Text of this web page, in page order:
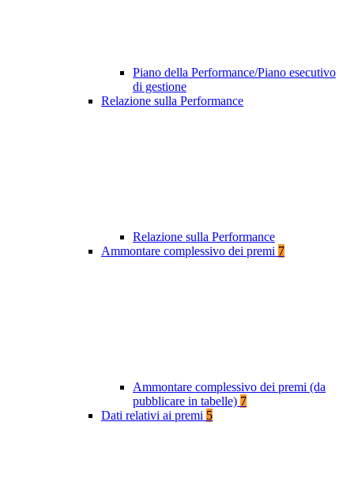
Piano della Performance/Piano esecutivo
di gestione
Relazione sulla Performance
Relazione sulla Performance
Ammontare complessivo dei premi 7
Ammontare complessivo dei premi (da
pubblicare in tabelle) 7
Dati relativi ai premi 5